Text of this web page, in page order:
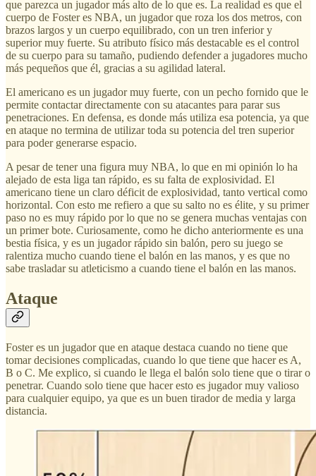
que parezca un jugador más alto de lo que es. La realidad es que el
cuerpo de Foster es NBA, un jugador que roza los dos metros, con
brazos largos y un cuerpo equilibrado, con un tren inferior y
superior muy fuerte. Su atributo físico más destacable es el control
de su cuerpo para su tamaño, pudiendo defender a jugadores mucho
más pequeños que él, gracias a su agilidad lateral.
El americano es un jugador muy fuerte, con un pecho fornido que le
permite contactar directamente con su atacantes para parar sus
penetraciones. En defensa, es donde más utiliza esa potencia, ya que
en ataque no termina de utilizar toda su potencia del tren superior
para poder generarse espacio.
A pesar de tener una figura muy NBA, lo que en mi opinión lo ha
alejado de esta liga tan rápido, es su falta de explosividad. El
americano tiene un claro déficit de explosividad, tanto vertical como
horizontal. Con esto me refiero a que su salto no es élite, y su primer
paso no es muy rápido por lo que no se genera muchas ventajas con
un primer bote. Curiosamente, como he dicho anteriormente es una
bestia física, y es un jugador rápido sin balón, pero su juego se
ralentiza mucho cuando tiene el balón en las manos, y es que no
sabe trasladar su atleticismo a cuando tiene el balón en las manos.
Ataque
Foster es un jugador que en ataque destaca cuando no tiene que
tomar decisiones complicadas, cuando lo que tiene que hacer es A,
B o C. Me explico, si cuando le llega el balón solo tiene que o tirar o
penetrar. Cuando solo tiene que hacer esto es jugador muy valioso
para cualquier equipo, ya que es un buen tirador de media y larga
distancia.